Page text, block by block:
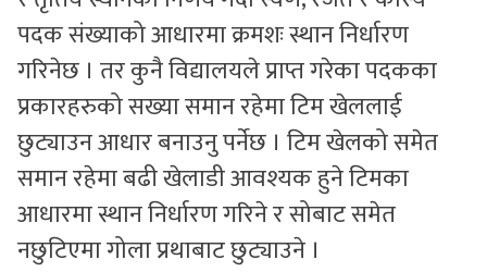
पदक संख्याको आधारमा क्रमशः स्थान निर्धारण
गरिनेछ । तर कुनै विद्यालयले प्राप्त गरेका पदकका
प्रकारहरुको सख्या समान रहेमा टिम खेललाई
छुट्याउन आधार बनाउनु पर्नेछ । टिम खेलको समेत
समान रहेमा बढी खेलाडी आवश्यक हुने टिमका
आधारमा स्थान निर्धारण गरिने र सोबाट समेत
नछुटिएमा गोला प्रथाबाट छुट्याउने ।